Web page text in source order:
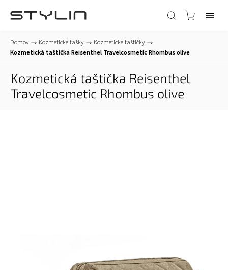
Domov / Kozmetické tašky / Kozmetické taštičky /
Kozmetická taštička Reisenthel Travelcosmetic Rhombus olive
Kozmetická taštička Reisenthel
Travelcosmetic Rhombus olive